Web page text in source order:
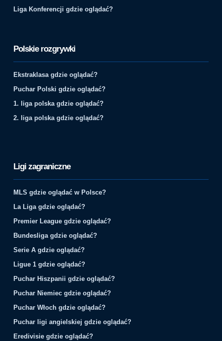
Liga Konferencji gdzie oglądać?
Polskie rozgrywki
Ekstraklasa gdzie oglądać?
Puchar Polski gdzie oglądać?
1. liga polska gdzie oglądać?
2. liga polska gdzie oglądać?
Ligi zagraniczne
MLS gdzie oglądać w Polsce?
La Liga gdzie oglądać?
Premier League gdzie oglądać?
Bundesliga gdzie oglądać?
Serie A gdzie oglądać?
Ligue 1 gdzie oglądać?
Puchar Hiszpanii gdzie oglądać?
Puchar Niemiec gdzie oglądać?
Puchar Włoch gdzie oglądać?
Puchar ligi angielskiej gdzie oglądać?
Eredivisie gdzie oglądać?